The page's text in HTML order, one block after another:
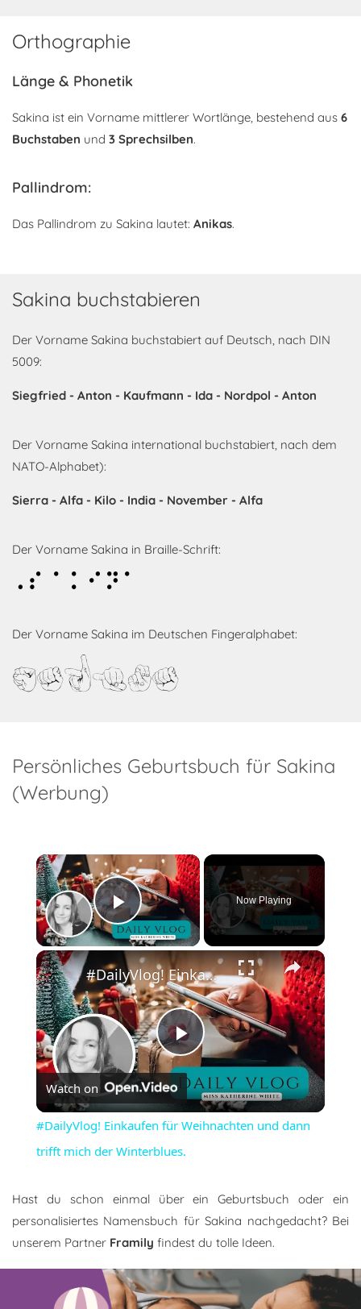
Orthographie
Länge & Phonetik
Sakina ist ein Vorname mittlerer Wortlänge, bestehend aus 6
Buchstaben und 3 Sprechsilben.
Pallindrom:
Das Pallindrom zu Sakina lautet: Anikas.
Sakina buchstabieren
Der Vorname Sakina buchstabiert auf Deutsch, nach DIN
5009:
Siegfried - Anton - Kaufmann - Ida - Nordpol - Anton
Der Vorname Sakina international buchstabiert, nach dem
NATO-Alphabet):
Sierra - Alfa - Kilo - India - November - Alfa
Der Vorname Sakina in Braille-Schrift:
Sakina
Der Vorname Sakina im Deutschen Fingeralphabet:
Sakina
Persönliches Geburtsbuch für Sakina
(Werbung)
×
Play Video
Now Playing
×
Play
Video
#DailyVlog! Einkaufen für Weihnachten und dann trifft mich der Winterblues.
Watch on
#DailyVlog! Einkaufen für Weihnachten und dann
trifft mich der Winterblues.
Hast du schon einmal über ein Geburtsbuch oder ein
personalisiertes Namensbuch für Sakina nachgedacht? Bei
unserem Partner Framily findest du tolle Ideen.